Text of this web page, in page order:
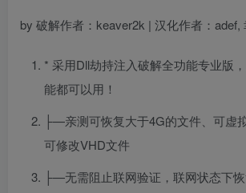
by 破解作者：keaver2k | 汉化作者：adef,
* 采用Dll劫持注入破解全功能专业版
能都可以用！
├—亲测可恢复大于4G的文件、可虚
可修改VHD文件
├—无需阻止联网验证，联网状态下